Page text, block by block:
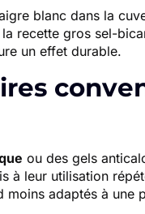
blanc dans la
recette gros sel-
un effet durable.
ou des gels
à leur utilisation
moins adaptés à une